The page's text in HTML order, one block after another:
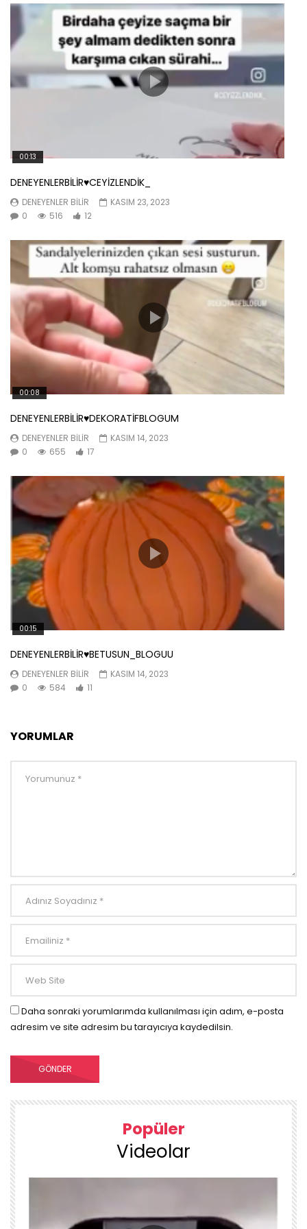
00:13
DENEYENLERBİLİR♥️CEYİZLENDİK_
DENEYENLER BILIR
KASIM 23, 2023
0
516 12
00:08
DENEYENLERBİLİR♥️DEKORATİFBLOGUM
DENEYENLER BILIR
KASIM 14, 2023
0
655 17
00:15
DENEYENLERBİLİR♥️BETUSUN_BLOGUU
DENEYENLER BILIR
KASIM 14, 2023
0
584 11
YORUMLAR
Daha sonraki yorumlarımda kullanılması için adım, e-posta
adresim ve site adresim bu tarayıcıya kaydedilsin.
Popüler
Videolar